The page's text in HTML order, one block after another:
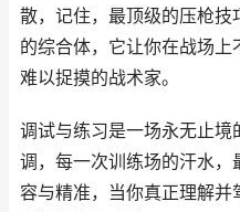
散，记住，最顶级的压枪
的综合体，它让你在战场
难以捉摸的战术家。
调试与练习是一场永无止
调，每一次训练场的汗水
容与精准，当你真正理解